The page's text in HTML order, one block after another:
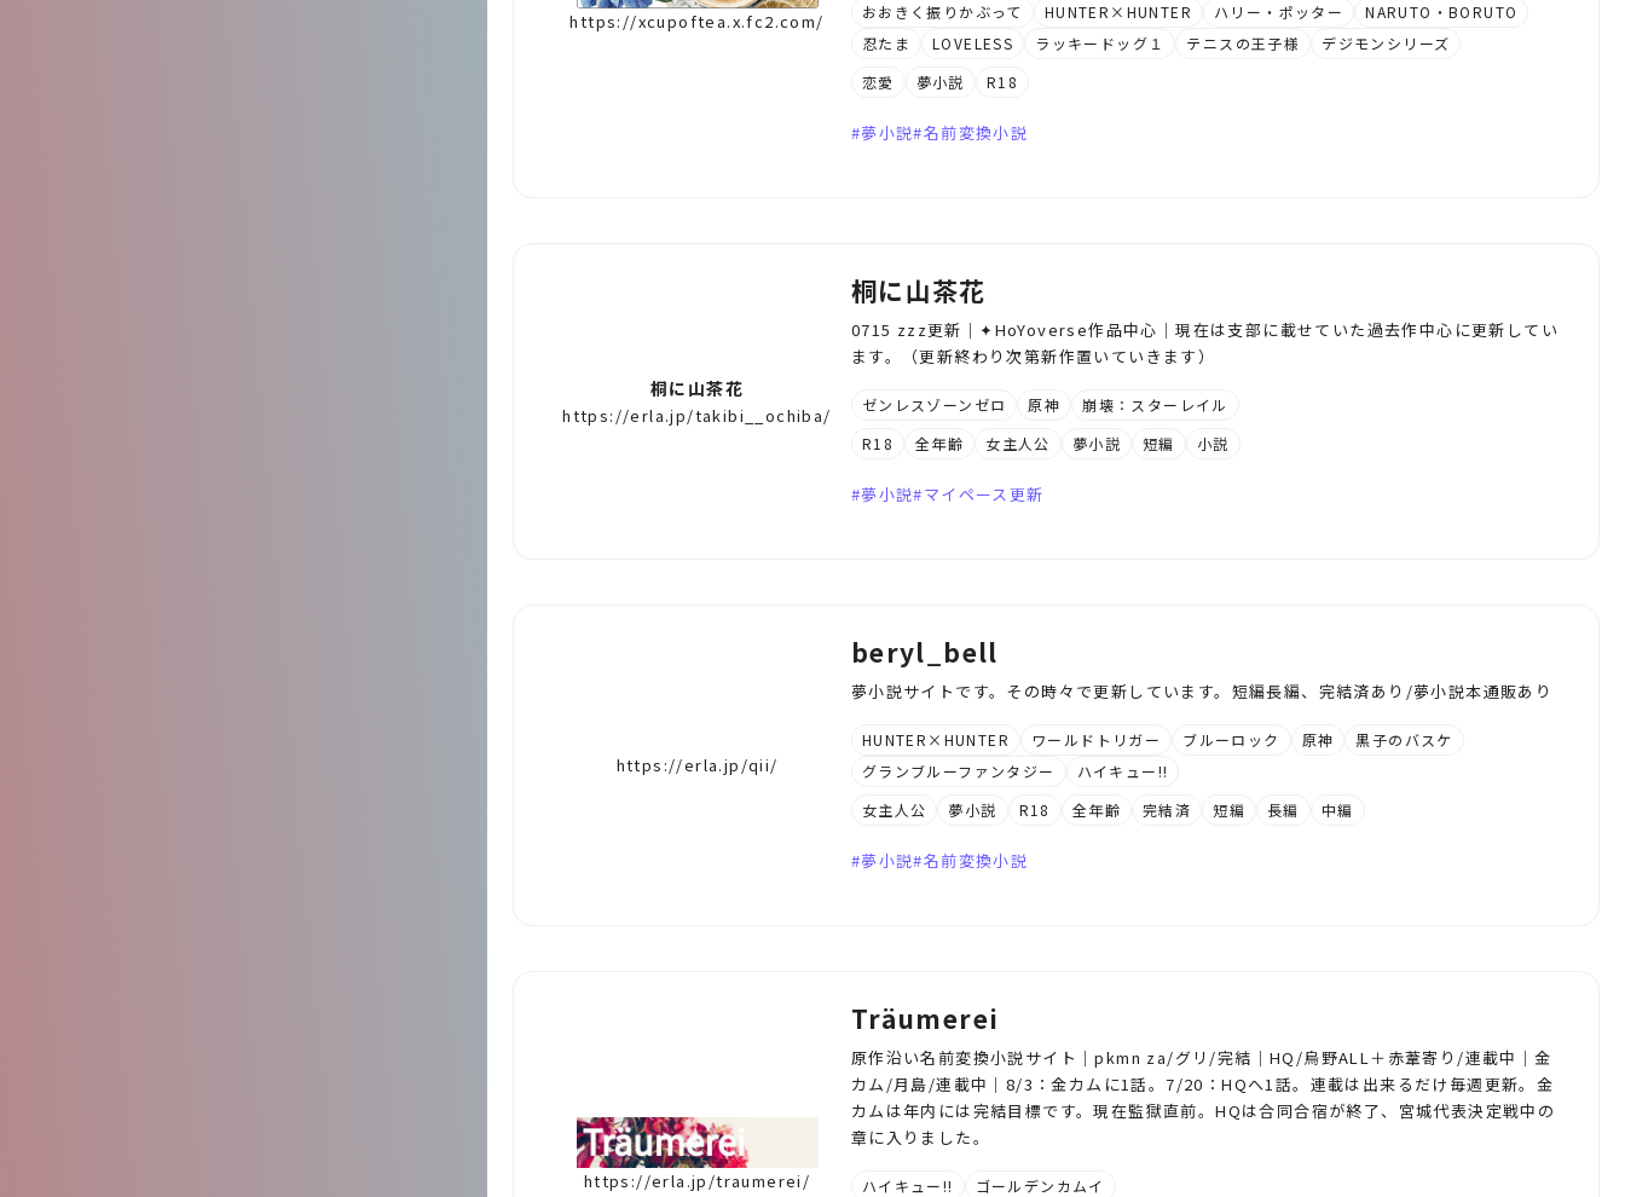
https://xcupoftea.x.fc2.com/ おおきく振りかぶって HUNTER×HUNTER ハリー・ポッター
NARUTO・BORUTO
忍たま
LOVELESS ラッキードッグ１ テニスの王子様
デジモンシリーズ
恋愛
夢小説 R18
夢小説 名前変換小説
桐に山茶花
https://erla.jp/takibi__ochiba/
桐に山茶花
0715 zzz更新｜︎✦︎HoYoverse作品中心｜現在は支部に載せていた過去作中心に更新してい
ます。（更新終わり次第新作置いていきます）
ゼンレスゾーンゼロ 原神
崩壊：スターレイル
R18
全年齢 女主人公 夢小説 短編 小説
夢小説 マイペース更新
https://erla.jp/qii/
beryl_bell
夢小説サイトです。その時々で更新しています。短編長編、完結済あり/夢小説本通販あり
HUNTER×HUNTER ワールドトリガー ブルーロック 原神
黒子のバスケ
グランブルーファンタジー
ハイキュー!!
女主人公
夢小説 R18 全年齢 完結済 短編 長編 中編
夢小説 名前変換小説
https://erla.jp/traumerei/
Träumerei
原作沿い名前変換小説サイト｜pkmn za/グリ/完結｜HQ/烏野ALL＋赤葦寄り/連載中｜金
カム/月島/連載中｜8/3：金カムに1話。7/20：HQへ1話。連載は出来るだけ毎週更新。金
カムは年内には完結目標です。現在監獄直前。HQは合同合宿が終了、宮城代表決定戦中の
章に入りました。
ハイキュー!!
ゴールデンカムイ